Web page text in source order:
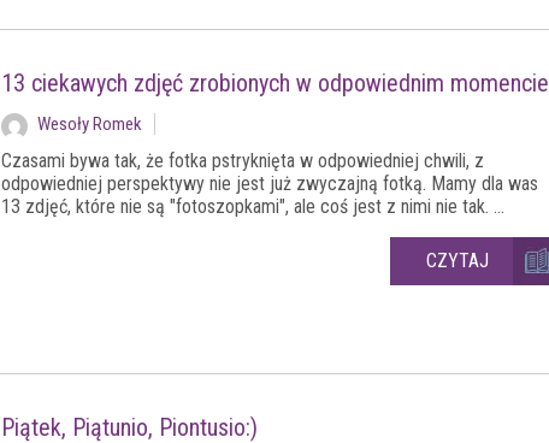
13 ciekawych zdjęć zrobionych w odpowiednim momencie
Wesoły Romek
Czasami bywa tak, że fotka pstryknięta w odpowiedniej chwili, z
odpowiedniej perspektywy nie jest już zwyczajną fotką. Mamy dla was
13 zdjęć, które nie są "fotoszopkami", ale coś jest z nimi nie tak. ...
CZYTAJ
Piątek, Piątunio, Piontusio:)